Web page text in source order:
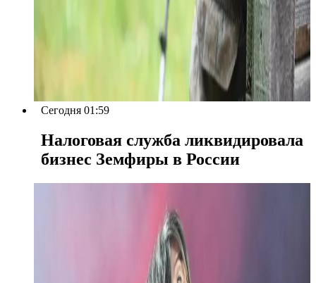
Сегодня 01:59
Налоговая служба ликвидировала
бизнес Земфиры в России